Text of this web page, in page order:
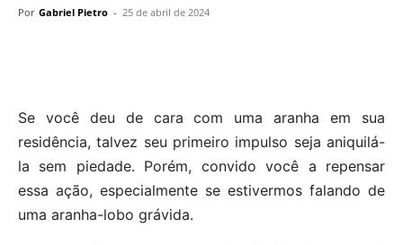
Por Gabriel Pietro - 25 de abril de 2024
Se você deu de cara com uma aranha em sua
residência, talvez seu primeiro impulso seja aniquilá-
la sem piedade. Porém, convido você a repensar
essa ação, especialmente se estivermos falando de
uma aranha-lobo grávida.